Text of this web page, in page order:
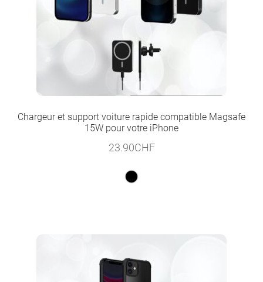
Chargeur et support voiture rapide compatible Magsafe
15W pour votre iPhone
23.90CHF